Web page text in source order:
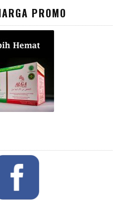
PROMO